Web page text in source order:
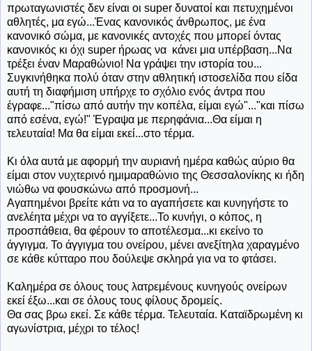
πρωταγωνιστές δεν είναι οι super δυνατοί και πετυχημένοι
αθλητές, μα εγώ...Ένας κανονικός άνθρωπος, με ένα
κανονικό σώμα, με κανονικές αντοχές που μπορεί όντας
κανονικός κι όχι super ήρωας να κάνει μια υπέρβαση...Να
τρέξει έναν Μαραθώνιο! Να γράψει την ιστορία του...
Συγκινήθηκα πολύ όταν στην αθλητική ιστοσελίδα που είδα
αυτή τη διαφήμιση υπήρχε το σχόλιο ενός άντρα που
έγραφε..."πίσω από αυτήν την κοπέλα, είμαι εγώ"..."και πίσω
από εσένα, εγώ!" Έγραψα με περηφάνια...Θα είμαι η
τελευταία! Μα θα είμαι εκεί...στο τέρμα.
Κι όλα αυτά με αφορμή την αυριανή ημέρα καθώς αύριο θα
είμαι στον νυχτερινό ημιμαραθώνιο της Θεσσαλονίκης κι ήδη
νιώθω να φουσκώνω από προσμονή...
Αγαπημένοι βρείτε κάτι να το αγαπήσετε και κυνηγήστε το
ανελέητα μέχρι να το αγγίξετε...Το κυνήγι, ο κόπος, η
προσπάθεια, θα φέρουν το αποτέλεσμα...κι εκείνο το
άγγιγμα. Το άγγιγμα του ονείρου, μένει ανεξίτηλα χαραγμένο
σε κάθε κύτταρο που δούλεψε σκληρά για να το φτάσει.
Καλημέρα σε όλους τους λατρεμένους κυνηγούς ονείρων
εκεί έξω...και σε όλους τους φίλους δρομείς.
Θα σας βρω εκεί. Σε κάθε τέρμα. Τελευταία. Καταϊδρωμένη κι
αγωνίστρια, μέχρι το τέλος!